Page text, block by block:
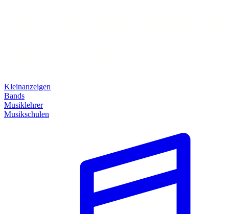
Kleinanzeigen
Bands
Musiklehrer
Musikschulen